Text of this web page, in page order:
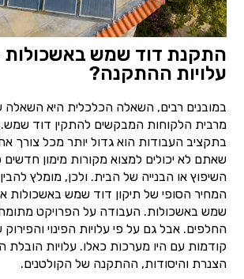
התקנת דוד שמש באשכולות
עלויות ההתקנה?
במובנים רבים, השאלה הכלכלית היא
מרבית הלקוחות המבקשים להתקין דוד
בתקציב העבודות הוא גדול יותר מכל צורך
שאתם לא יכולים למצוא מקורות מימון
השיפוץ או הבנייה של הבית. ולכן, מומלץ
המחיר הסופי של תיקון דוד שמש באשכולות
שמש באשכולות. העבודה על הפרויקט
החלפים. אבל גם על פי עלויות הפינוי
קודמות עם היו מערכות כאלו. עלויות
הצנרת והיסודות, ההתקנה של הקולטנים.